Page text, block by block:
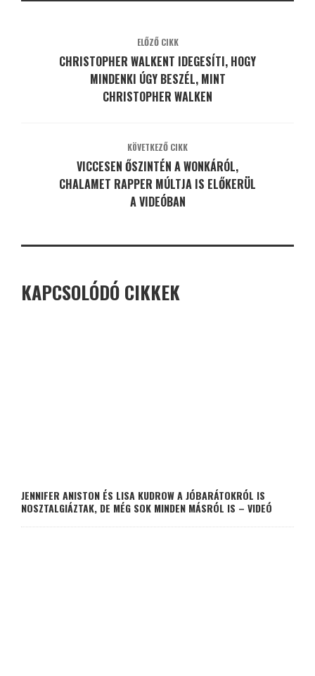
ELŐZŐ CIKK
CHRISTOPHER WALKENT IDEGESÍTI, HOGY
MINDENKI ÚGY BESZÉL, MINT
CHRISTOPHER WALKEN
KÖVETKEZŐ CIKK
VICCESEN ŐSZINTÉN A WONKÁRÓL,
CHALAMET RAPPER MÚLTJA IS ELŐKERÜL
A VIDEÓBAN
KAPCSOLÓDÓ CIKKEK
JENNIFER ANISTON ÉS LISA KUDROW A JÓBARÁTOKRÓL IS
NOSZTALGIÁZTAK, DE MÉG SOK MINDEN MÁSRÓL IS – VIDEÓ